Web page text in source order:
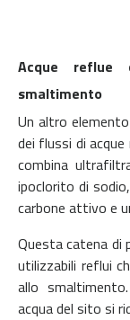
Acque reflue
smaltimento
Un altro
dei flussi di
combina
ipoclorito di
carbone attivo e
Questa catena di
utilizzabili reflui
allo
acqua del sito si